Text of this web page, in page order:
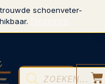
schoenveter-